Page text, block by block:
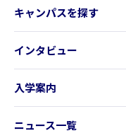
キャンパスを探す
インタビュー
入学案内
ニュース一覧